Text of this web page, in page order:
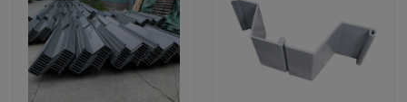
MBBR-filtermedia
De biomedia van MBBR